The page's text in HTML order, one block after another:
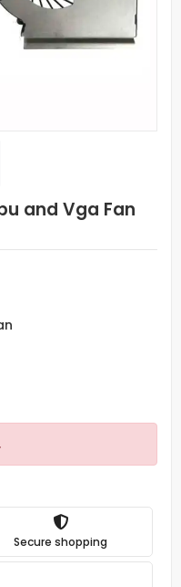
and Vga Fan
Secure shopping